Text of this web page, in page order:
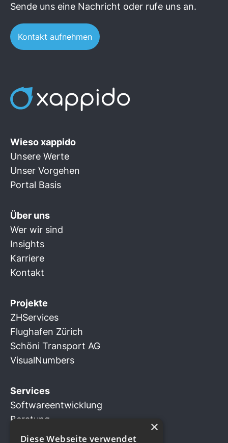
Sende uns eine Nachricht oder rufe uns an.
Kontakt aufnehmen
Wieso xappido
Unsere Werte
Unser Vorgehen
Portal Basis
Über uns
Wer wir sind
Insights
Karriere
Kontakt
Projekte
ZHServices
Flughafen Zürich
Schöni Transport AG
VisualNumbers
Services
Softwareentwicklung
Beratung
Business Innovation
×
Diese Webseite verwendet